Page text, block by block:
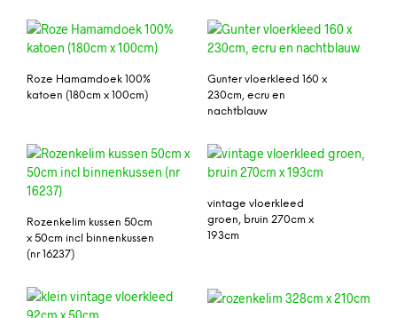
Roze Hamamdoek 100%
katoen (180cm x 100cm)
Gunter vloerkleed 160 x
230cm, ecru en
nachtblauw
Rozenkelim kussen 50cm
x 50cm incl binnenkussen
(nr 16237)
vintage vloerkleed
groen, bruin 270cm x
193cm